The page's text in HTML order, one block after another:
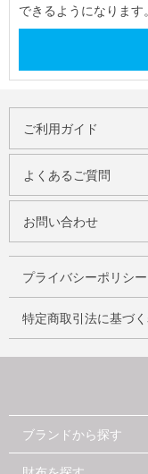
できるようになります。
ご利用ガイド
よくあるご質問
お問い合わせ
プライバシーポリシー
特定商取引法に基づ
ブランドから探す